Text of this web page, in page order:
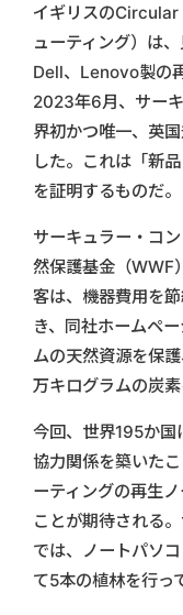
イギリスの
ューティング）は
Dell、Lenovo製の
2023年6月、サー
界初かつ唯一、英
した。これは「新
を証明するものだ。
サーキュラー・コ
然保護基金（WWF
客は、機器費用を
き、同社ホームペ
ムの天然資源を保
万キログラムの炭
今回、世界195か国
協力関係を築いた
ーティングの再生
ことが期待される
では、ノートパソ
て5本の植林を行っ